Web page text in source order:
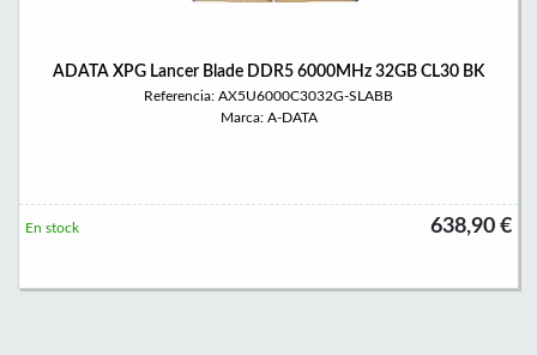
ADATA XPG Lancer Blade DDR5 6000MHz 32GB CL30 BK
Referencia: AX5U6000C3032G-SLABB
Marca: A-DATA
638,90 €
En stock